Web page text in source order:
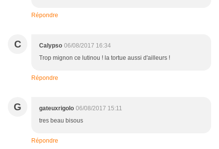
Répondre
C Calypso 06/08/2017 16:34
Trop mignon ce lutinou ! la tortue aussi d'ailleurs !
Répondre
G gateuxrigolo 06/08/2017 15:11
tres beau bisous
Répondre